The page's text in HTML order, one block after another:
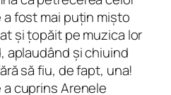
a fost mai puțin mișto
și țopăit pe muzica lor
aplaudând și chiuind
să fiu, de fapt, una!
a cuprins Arenele